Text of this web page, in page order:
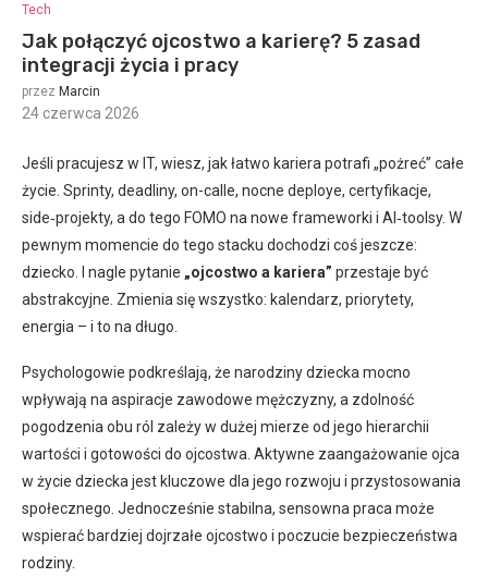
Tech
Jak połączyć ojcostwo a karierę? 5 zasad
integracji życia i pracy
przez Marcin
24 czerwca 2026
Jeśli pracujesz w IT, wiesz, jak łatwo kariera potrafi „pożreć” całe
życie. Sprinty, deadliny, on-calle, nocne deploye, certyfikacje,
side‑projekty, a do tego FOMO na nowe frameworki i AI‑toolsy. W
pewnym momencie do tego stacku dochodzi coś jeszcze:
dziecko. I nagle pytanie „ojcostwo a kariera” przestaje być
abstrakcyjne. Zmienia się wszystko: kalendarz, priorytety,
energia – i to na długo.
Psychologowie podkreślają, że narodziny dziecka mocno
wpływają na aspiracje zawodowe mężczyzny, a zdolność
pogodzenia obu ról zależy w dużej mierze od jego hierarchii
wartości i gotowości do ojcostwa. Aktywne zaangażowanie ojca
w życie dziecka jest kluczowe dla jego rozwoju i przystosowania
społecznego. Jednocześnie stabilna, sensowna praca może
wspierać bardziej dojrzałe ojcostwo i poczucie bezpieczeństwa
rodziny.